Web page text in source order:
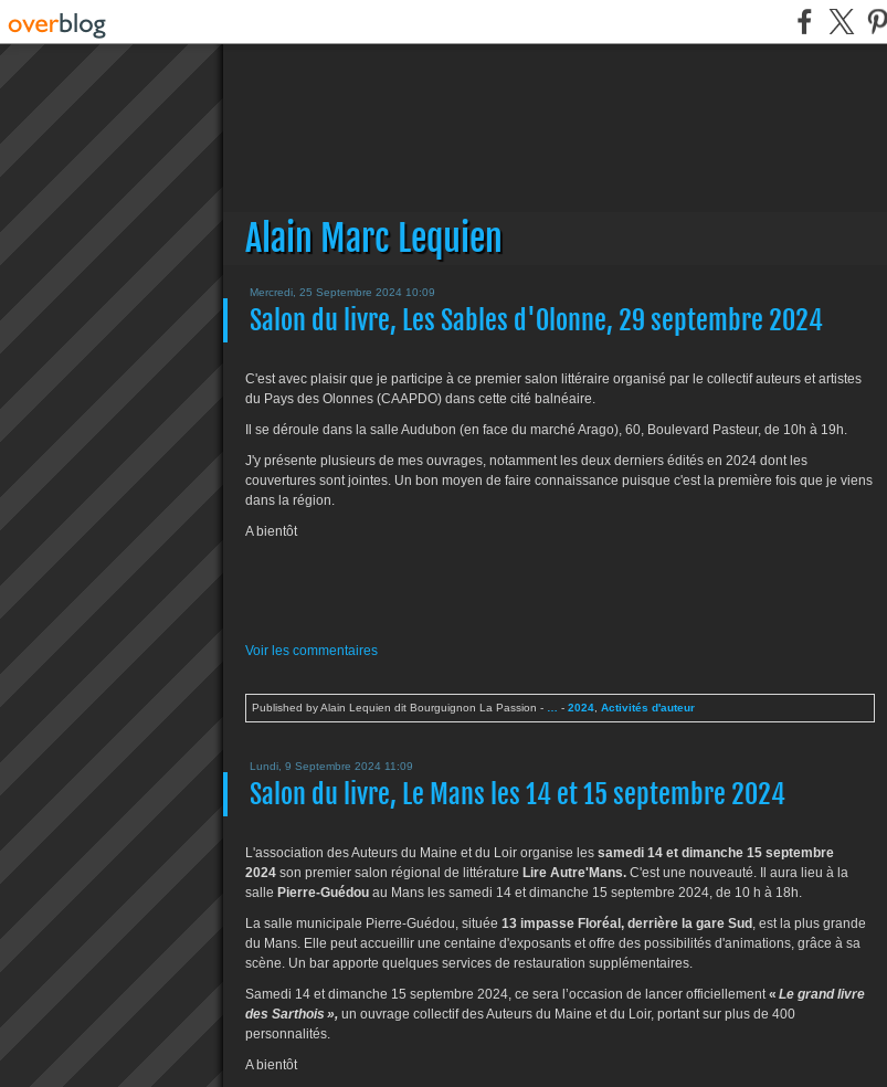
Alain Marc Lequien
Mercredi, 25 Septembre 2024 10:09
Salon du livre, Les Sables d'Olonne, 29 septembre 2024
C'est avec plaisir que je participe à ce premier salon littéraire organisé par le collectif auteurs et artistes
du Pays des Olonnes (CAAPDO) dans cette cité balnéaire.
Il se déroule dans la salle Audubon (en face du marché Arago), 60, Boulevard Pasteur, de 10h à 19h.
J'y présente plusieurs de mes ouvrages, notamment les deux derniers édités en 2024 dont les
couvertures sont jointes. Un bon moyen de faire connaissance puisque c'est la première fois que je viens
dans la région.
A bientôt
Voir les commentaires
Published by Alain Lequien dit Bourguignon La Passion - - 2024 Activités d'auteur
Lundi, 9 Septembre 2024 11:09
Salon du livre, Le Mans les 14 et 15 septembre 2024
L'association des Auteurs du Maine et du Loir organise les samedi 14 et dimanche 15 septembre
2024 son premier salon régional de littérature Lire Autre'Mans. C'est une nouveauté. Il aura lieu à la
salle Pierre-Guédou au Mans les samedi 14 et dimanche 15 septembre 2024, de 10 h à 18h.
La salle municipale Pierre-Guédou, située 13 impasse Floréal, derrière la gare Sud , est la plus grande
du Mans. Elle peut accueillir une centaine d'exposants et offre des possibilités d'animations, grâce à sa
scène. Un bar apporte quelques services de restauration supplémentaires.
Samedi 14 et dimanche 15 septembre 2024, ce sera l’occasion de lancer officiellement« Le grand livre
des Sarthois », un ouvrage collectif des Auteurs du Maine et du Loir, portant sur plus de 400
personnalités.
A bientôt